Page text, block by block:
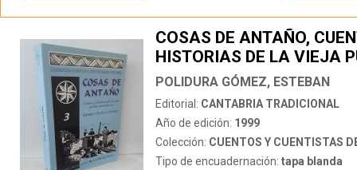
COSAS DE ANTAÑO,
HISTORIAS DE LA VIEJA
SANTANDERINA
POLIDURA GÓMEZ, ESTEBAN
Editorial: CANTABRIA TRADICIONAL
Año de edición: 1999
Colección: CUENTOS Y CUENTISTAS DE
Tipo de encuadernación: tapa blanda